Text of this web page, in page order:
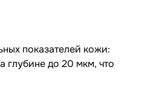
показателей кожи:
глубине до 20 мкм, что